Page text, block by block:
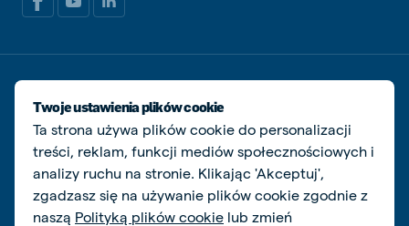
Twoje ustawienia plików cookie
Ta strona używa plików cookie do personalizacji
treści, reklam, funkcji mediów społecznościowych i
analizy ruchu na stronie. Klikając 'Akceptuj',
zgadzasz się na używanie plików cookie zgodnie z
naszą Polityką plików cookie lub zmień
Polityka prywatności i plików cookie
Zarządzaj ciasteczkami
© De Heus Animal Nutrition